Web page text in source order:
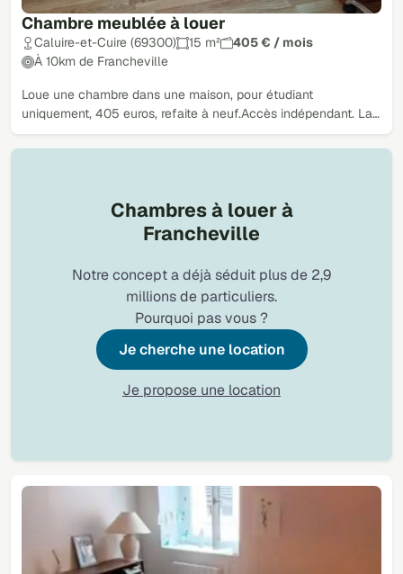
Chambre meublée à louer
Caluire-et-Cuire (69300) 15 m²
405 € / mois
À 10km de Francheville
Loue une chambre dans une maison, pour étudiant
uniquement, 405 euros, refaite à neuf.Accès indépendant. La…
Chambres à louer à
Francheville
Notre concept a déjà séduit plus de 2,9
millions de particuliers.
Pourquoi pas vous ?
Je cherche une location
Je propose une location